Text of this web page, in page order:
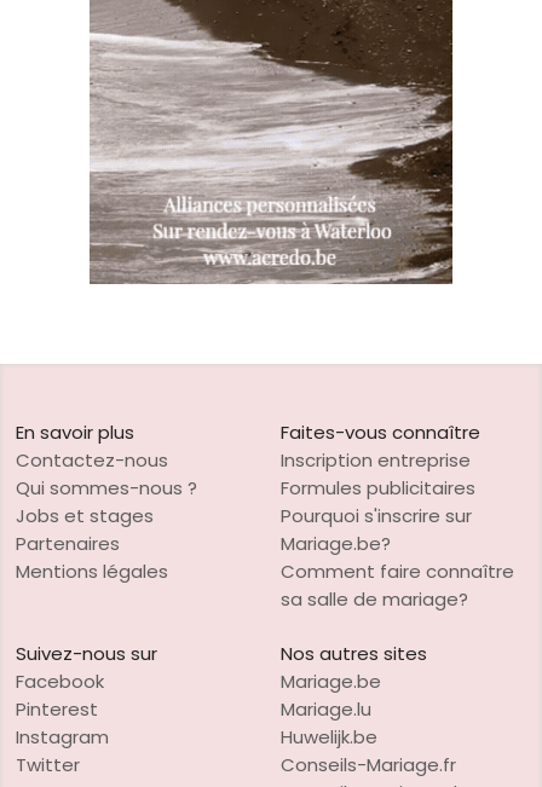
En savoir plus
Contactez-nous
Qui sommes-nous ?
Jobs et stages
Partenaires
Mentions légales
Faites-vous connaître
Inscription entreprise
Formules publicitaires
Pourquoi s'inscrire sur
Mariage.be?
Comment faire connaître
sa salle de mariage?
Suivez-nous sur
Facebook
Pinterest
Instagram
Twitter
Nos autres sites
Mariage.be
Mariage.lu
Huwelijk.be
Conseils-Mariage.fr